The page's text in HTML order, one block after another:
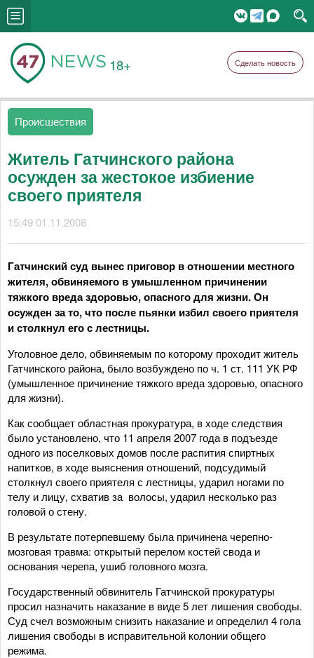
18+ Сделать новость
Происшествия
Житель Гатчинского района
осужден за жестокое избиение
своего приятеля
15:49 01.11.2008
Гатчинский суд вынес приговор в отношении местного
жителя, обвиняемого в умышленном причинении
тяжкого вреда здоровью, опасного для жизни. Он
осужден за то, что после пьянки избил своего приятеля
и столкнул его с лестницы.
Уголовное дело, обвиняемым по которому проходит житель
Гатчинского района, было возбуждено по ч. 1 ст. 111 УК РФ
(умышленное причинение тяжкого вреда здоровью, опасного
для жизни).
Как сообщает областная прокуратура, в ходе следствия
было установлено, что 11 апреля 2007 года в подъезде
одного из поселковых домов после распития спиртных
напитков, в ходе выяснения отношений, подсудимый
столкнул своего приятеля с лестницы, ударил ногами по
телу и лицу, схватив за волосы, ударил несколько раз
головой о стену.
В результате потерпевшему была причинена черепно-
мозговая травма: открытый перелом костей свода и
основания черепа, ушиб головного мозга.
Государственный обвинитель Гатчинской прокуратуры
просил назначить наказание в виде 5 лет лишения свободы.
Суд счел возможным снизить наказание и определил 4 гола
лишения свободы в исправительной колонии общего
режима.